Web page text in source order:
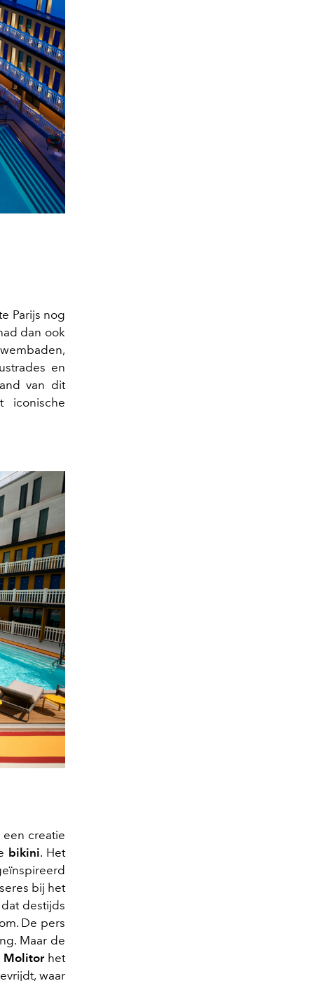
Parijs nog
dan ook
en
van dit
iconische
creatie
bikini. Het
bij het
destijds
De pers
Maar de
Molitor het
waar